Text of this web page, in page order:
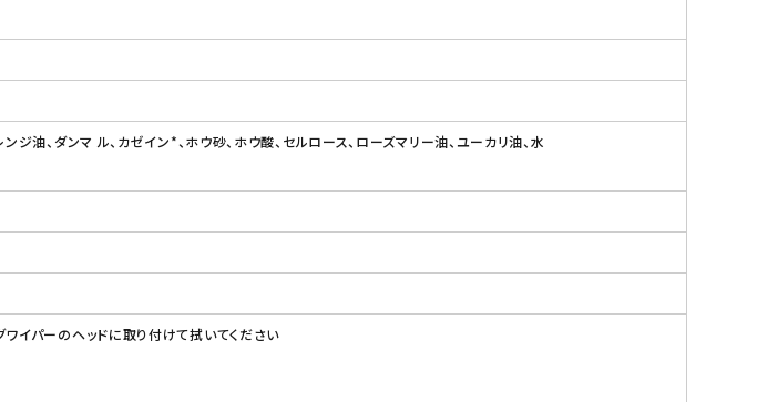
ジ油、ダンマ ル、カゼイン*、ホウ砂、ホウ酸、セルロース、ローズマリー油、ユーカリ油、水
イパーのヘッドに取り付けて拭いてください